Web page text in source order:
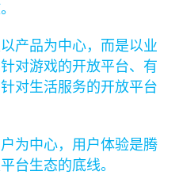
。
产品为中心，而是以业
对游戏的开放平台、有
对生活服务的开放平台
为中心，用户体验是腾
台生态的底线。